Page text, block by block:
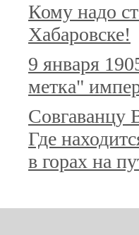
Кому надо
Хабаровске!
9 января
метка"
Совгаванцу
Где
в горах на